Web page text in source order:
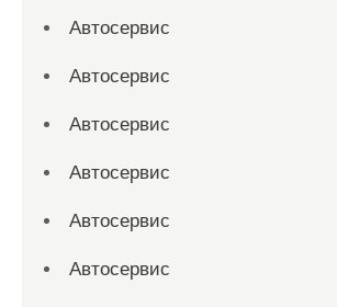
Автосервис
Автосервис
Автосервис
Автосервис
Автосервис
Автосервис